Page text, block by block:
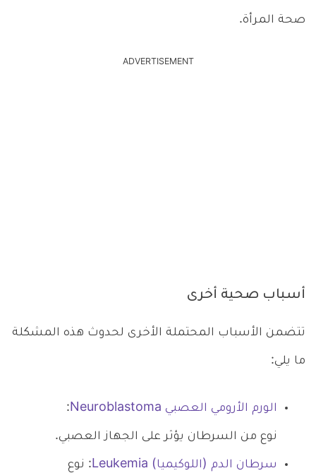
صحة المرأة.
ADVERTISEMENT
أسباب صحية أخرى
تتضمن الأسباب المحتملة الأخرى لحدوث هذه المشكلة
ما يلي:
الورم الأرومي العصبي Neuroblastoma :
نوع من السرطان يؤثر على الجهاز العصبي.
سرطان الدم (اللوكيميا) Leukemia : نوع